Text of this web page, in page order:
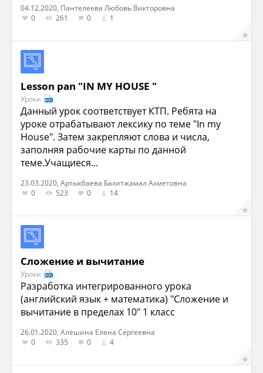
04.12.2020, Пантелеева Любовь Викторовна
0
261 0 1
Lesson pan "IN MY HOUSE "
Уроки
Данный урок соответствует КТП. Ребята на
уроке отрабатывают лексику по теме "In my
House". Затем закрепляют слова и числа,
заполняя рабочие карты по данной
теме.Учащиеся...
23.03.2020, Артыкбаева Бахитжамал Ахметовна
0
523 0 14
Сложение и вычитание
Уроки
Разработка интегрированного урока
(английский язык + математика) "Сложение и
вычитание в пределах 10" 1 класс
26.01.2020, Алёшина Елена Сергеевна
0
335 0 4